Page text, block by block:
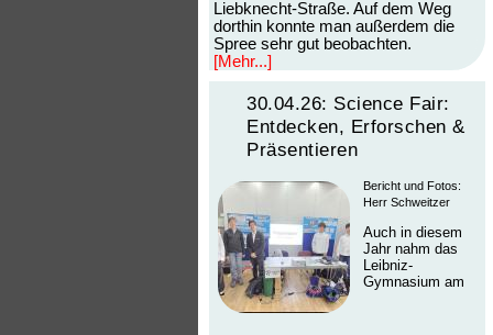
Liebknecht-Straße. Auf dem Weg
dorthin konnte man außerdem die
Spree sehr gut beobachten.
[Mehr...]
30.04.26: Science Fair:
Entdecken, Erforschen &
Präsentieren
Bericht und Fotos:
Herr Schweitzer
Auch in diesem
Jahr nahm das
Leibniz-
Gymnasium am